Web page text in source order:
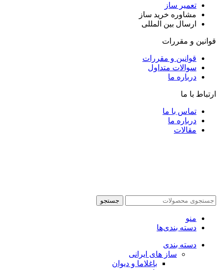
تعمیر ساز
مشاوره خرید ساز
ارسال بین المللی
قوانین و مقررات
قوانین و مقررات
سوالات متداول
درباره ما
ارتباط با ما
تماس با ما
درباره ما
مقالات
جستجو
منو
دسته بندی‌ها
دسته بندی
ساز های ایرانی
باغلاما و دیوان